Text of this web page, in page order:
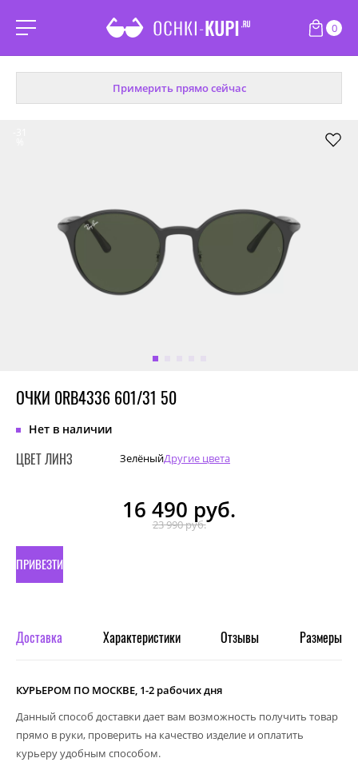
0
Примерить прямо сейчас
ОЧКИ 0RB4336 601/31 50
Нет в наличии
ЦВЕТ ЛИНЗ ЗелёныйДругие цвета
16 490 руб.
23 990 руб.
ПРИВЕЗТИ
ЗАКАЗ
Доставка Характеристики Отзывы Размеры
КУРЬЕРОМ ПО МОСКВЕ, 1-2 рабочих дня
Данный способ доставки дает вам возможность получить товар
прямо в руки, проверить на качество изделие и оплатить
курьеру удобным способом.